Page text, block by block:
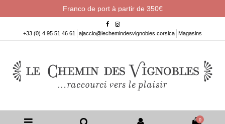
Franco de port à partir de 350€
+33 (0) 4 95 51 46 61 ajaccio@lechemindesvignobles.corsica Magasins
0